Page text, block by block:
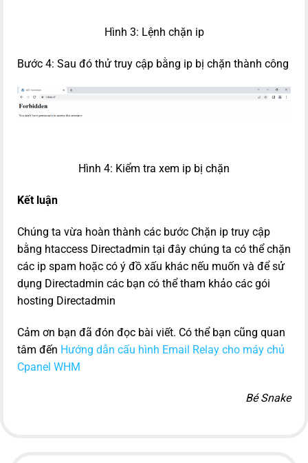
Hình 3: Lệnh chặn ip
Bước 4: Sau đó thử truy cập bằng ip bị chặn thành công
Hình 4: Kiểm tra xem ip bị chặn
Kết luận
Chúng ta vừa hoàn thành các bước Chặn ip truy cập
bằng htaccess Directadmin tại đây chúng ta có thể chặn
các ip spam hoặc có ý đồ xấu khác nếu muốn và để sử
dụng Directadmin các bạn có thể tham khảo các gói
hosting Directadmin
Cảm ơn bạn đã đón đọc bài viết. Có thể bạn cũng quan
tâm đến Hướng dẫn cấu hình Email Relay cho máy chủ
Cpanel WHM
Bé Snake